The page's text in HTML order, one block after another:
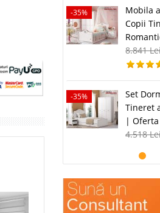
-35%
Mobila
Copii
8.841
-35%
Set
Tineret
| Oferta
4.518